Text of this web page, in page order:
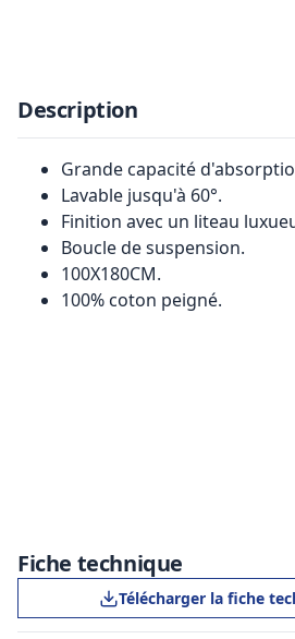
Description
Grande capacité
Lavable jusqu'à 60°.
Finition avec un liteau
Boucle de suspension.
100X180CM.
100% coton peigné.
Fiche technique
Télécharger la fiche